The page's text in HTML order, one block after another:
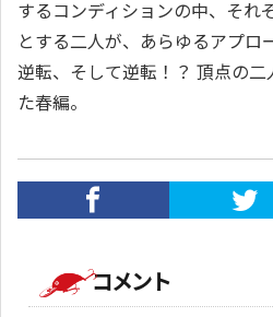
するコンディションの中、それ
とする二人が、あらゆるアプロ
逆転、そして逆転！？ 頂点の
た春編。
コメント